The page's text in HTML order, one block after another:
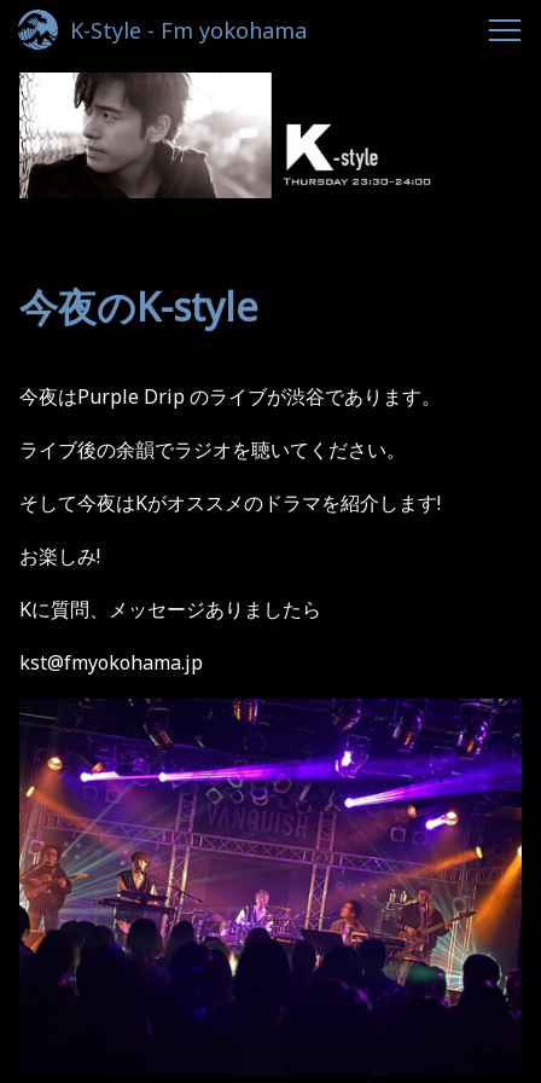
K-Style - Fm yokohama
今夜のK-style
今夜はPurple Drip のライブが渋谷であります。
ライブ後の余韻でラジオを聴いてください。
そして今夜はKがオススメのドラマを紹介します!
お楽しみ!
Kに質問、メッセージありましたら
kst@fmyokohama.jp